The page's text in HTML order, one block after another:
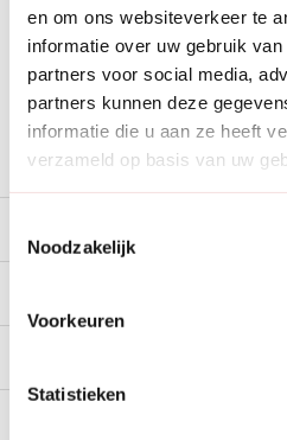
en om ons websiteverkeer te
informatie over uw gebruik
partners voor social media,
partners kunnen deze
informatie die u aan ze heeft
verzameld op basis van uw
Noodzakelijk
Voorkeuren
Statistieken
Gratis verzendenvanaf € 60
14dagen bedenktijd
Al28 jaarde tuinspecialist
Nieuw:Haal je bestelling in
Stel een vraag over dit product